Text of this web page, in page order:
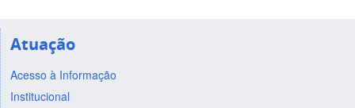
Atuação
Acesso à Informação
Institucional